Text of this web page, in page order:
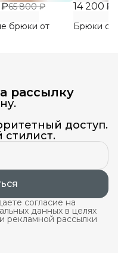
₽65 800 ₽
брюки от
14 200 ₽
Брюки от
рассылку
доступ.
согласие на
данных в целях
рекламной рассылки